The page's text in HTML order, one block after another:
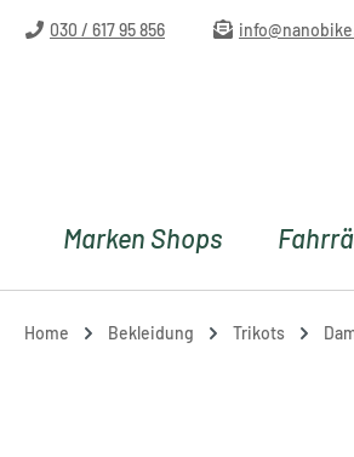
Hauptinhalt springen
Zur Suche springen
Zur Hauptnavigation springen
030 / 617 95 856
Marken Shops
Home Bekleidung Trikots